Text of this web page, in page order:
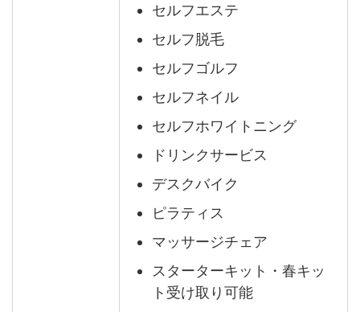
セルフエステ
セルフ脱毛
セルフゴルフ
セルフネイル
セルフホワイトニング
ドリンクサービス
デスクバイク
ピラティス
マッサージチェア
スターターキット・春キッ
ト受け取り可能